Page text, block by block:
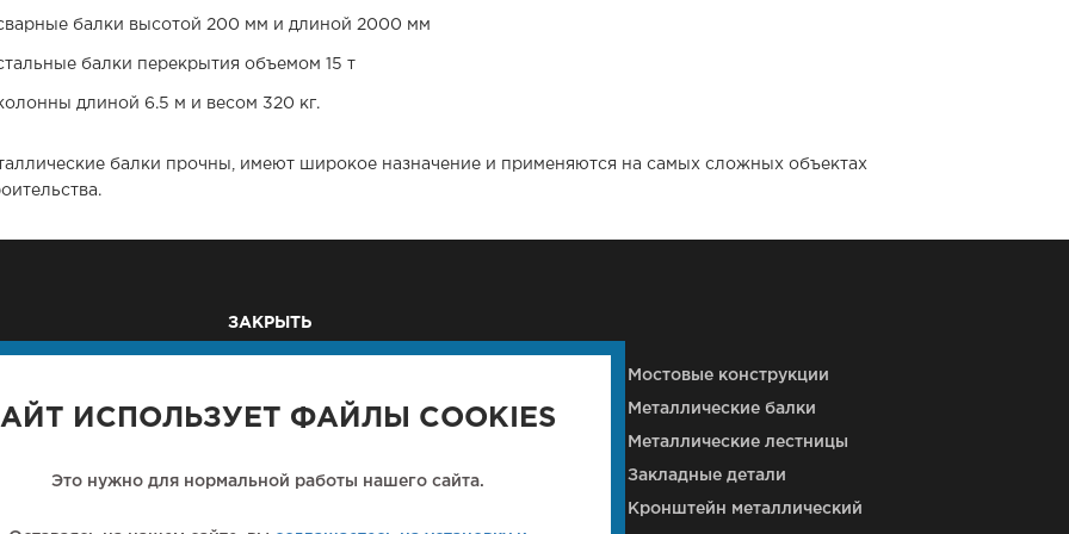
балки высотой 200 мм и длиной 2000 мм
балки перекрытия объемом 15 т
длиной 6.5 м и весом 320 кг.
балки прочны, имеют широкое назначение и применяются на самых сложных объектах
фермы
Металлические рамы
Вышки, антенны, мачты
Мостовые конструкции
Металлические балки
Металлические лестницы
Закладные детали
Кронштейн металлический
ЗАКРЫТЬ
ИСПОЛЬЗУЕТ ФАЙЛЫ COOKIES
Это нужно для нормальной работы нашего сайта.